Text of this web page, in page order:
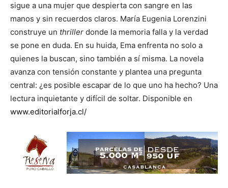
sigue a una mujer que despierta con sangre en las
manos y sin recuerdos claros. María Eugenia Lorenzini
construye un thriller donde la memoria falla y la verdad
se pone en duda. En su huida, Ema enfrenta no solo a
quienes la buscan, sino también a sí misma. La novela
avanza con tensión constante y plantea una pregunta
central: ¿es posible escapar de lo que uno ha hecho? Una
lectura inquietante y difícil de soltar. Disponible en
www.editorialforja.cl/